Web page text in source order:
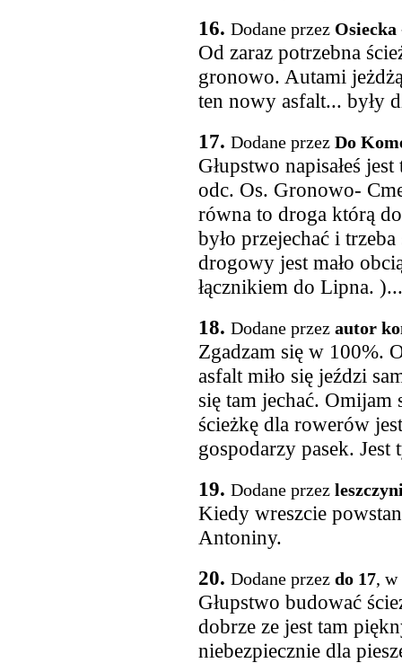
16. Dodane przez
Od zaraz potrzebna
gronowo. Autami
ten nowy asfalt... były
17. Dodane przez Do
Głupstwo napisałeś
odc. Os. Gronowo-
równa to droga którą
było przejechać i
drogowy jest mało
łącznikiem do Lipna.
18. Dodane przez autor
Zgadzam się w 100%.
asfalt miło się jeździ
się tam jechać. Omijam
ścieżkę dla rowerów
gospodarzy pasek.
19. Dodane przez
Kiedy wreszcie
Antoniny.
20. Dodane przez do 17, w
Głupstwo budować
dobrze ze jest tam
niebezpiecznie dla